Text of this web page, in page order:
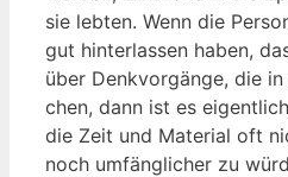
sie leb­ten. Wenn die
gut hin­ter­las­sen haben,
über Denk­vor­gän­ge, die
chen, dann ist es
die Zeit und Mate­ri­al oft
noch umfäng­li­cher zu